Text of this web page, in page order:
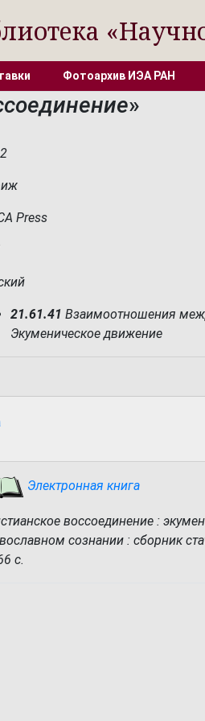
Фотоархив ИЭА РАН
»
Press
21.61.41 Взаимоотношения
Экуменическое движение
Электронная книга
воссоединение :
сознании : сборник
с.